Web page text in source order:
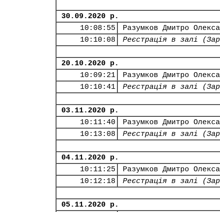
30.09.2020 р.
10:08:55
Разумков Дмитро
10:10:08
Реєстрація в залі
20.10.2020 р.
10:09:21
Разумков Дмитро
10:10:41
Реєстрація в залі
03.11.2020 р.
10:11:40
Разумков Дмитро
10:13:08
Реєстрація в залі
04.11.2020 р.
10:11:25
Разумков Дмитро
10:12:18
Реєстрація в залі
05.11.2020 р.